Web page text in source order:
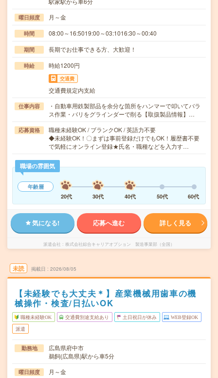
曜日頻度 月～金
時間 08:00～16:5019:00～03:1016:30～00:40
期間 長期でお仕事できる方、大歓迎！
時給 時給1200円
交通費
交通費規定内支給
仕事内容
・自動車用鉄製部品を余分な箇所をハンマーで叩いてバラ
ス作業・バリをグラインダーで削る【取扱製品情報】…
応募資格
職種未経験OK / ブランクOK / 英語力不要
◆未経験OK！〇まずは事前登録だけでもOK！履歴書不要
で気軽にオンライン登録★氏名・職種などを入力す…
職場の雰囲気
年齢層
20代
30代 40代 50代 60代
気になる! 応募へ進む 詳しく見る
派遣会社 株式会社綜合キャリアオプション 製造事業部（全国）
未読 掲載日 2026/08/05
【未経験でも大丈夫＊】産業機械用歯車の機
械操作・検査/日払いOK
職種未経験OK 交通費別途支給あり 土日祝日が休み WEB登録OK
派遣
勤務地
広島県府中市
鵜飼(広島県)駅から車5分
曜日頻度 月～金